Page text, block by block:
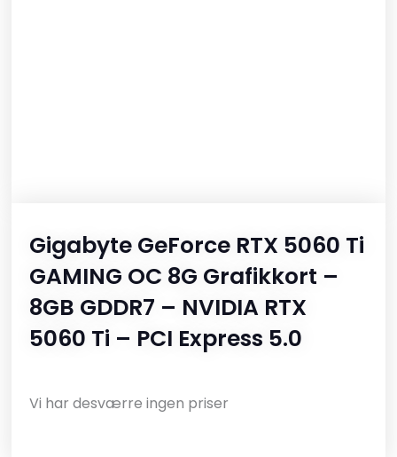
Gigabyte GeForce RTX 5060 Ti
GAMING OC 8G Grafikkort –
8GB GDDR7 – NVIDIA RTX
5060 Ti – PCI Express 5.0
Vi har desværre ingen priser